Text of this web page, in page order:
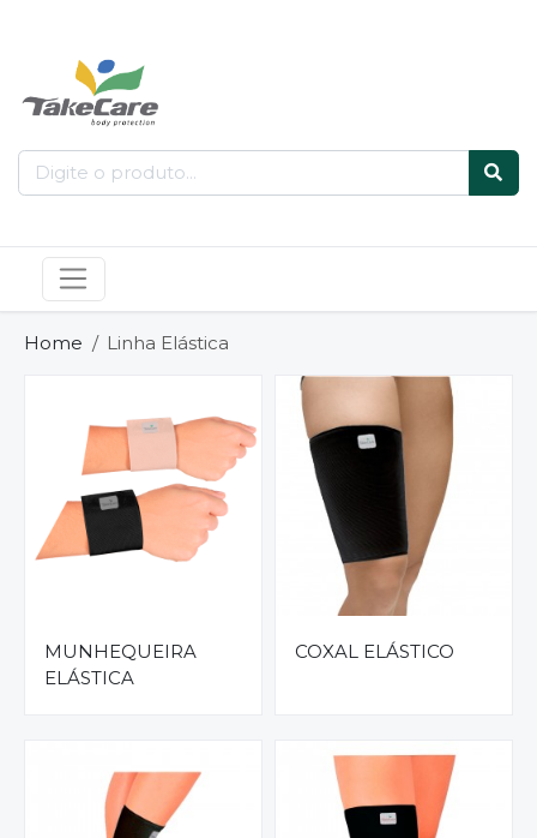
Home Linha Elástica
MUNHEQUEIRA
ELÁSTICA
COXAL ELÁSTICO